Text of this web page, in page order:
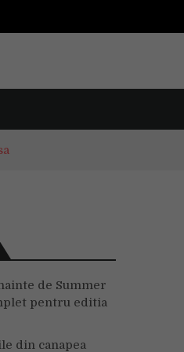
de Summer
pentru editia
din canapea